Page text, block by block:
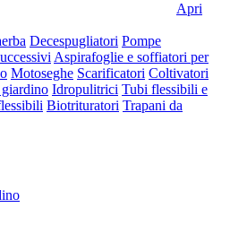
Apri
Decespugliatori Pompe
Aspirafoglie e soffiatori per
Motoseghe Scarificatori Coltivatori
Idropulitrici Tubi flessibili e
Biotrituratori Trapani da